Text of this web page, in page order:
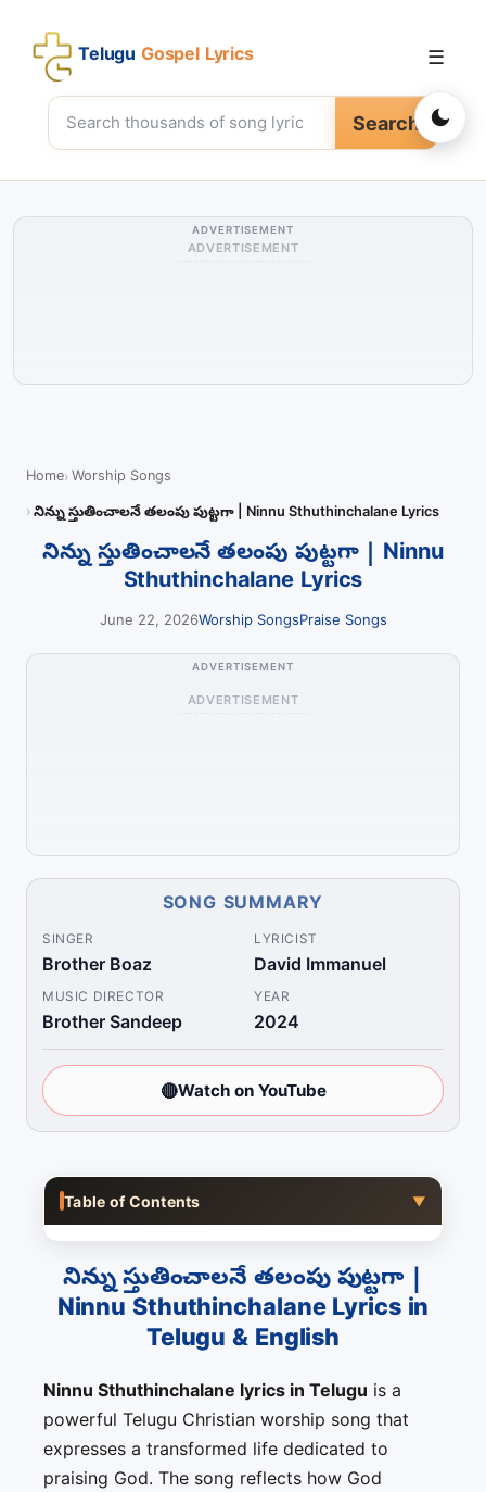
Telugu Gospel Lyrics
Search
☰
ADVERTISEMENT
ADVERTISEMENT
Home Worship Songs
నిన్ను స్తుతించాలనే తలంపు పుట్టగా | Ninnu Sthuthinchalane Lyrics
నిన్ను స్తుతించాలనే తలంపు పుట్టగా | Ninnu
Sthuthinchalane Lyrics
June 22, 2026Worship SongsPraise Songs
ADVERTISEMENT
ADVERTISEMENT
SONG SUMMARY
SINGER
Brother Boaz
LYRICIST
David Immanuel
MUSIC DIRECTOR
Brother Sandeep
YEAR
2024
🔴Watch on YouTube
Table of Contents ▼
నిన్ను స్తుతించాలనే తలంపు పుట్టగా |
Ninnu Sthuthinchalane Lyrics in
Telugu & English
Ninnu Sthuthinchalane lyrics in Telugu is a
powerful Telugu Christian worship song that
expresses a transformed life dedicated to
praising God. The song reflects how God